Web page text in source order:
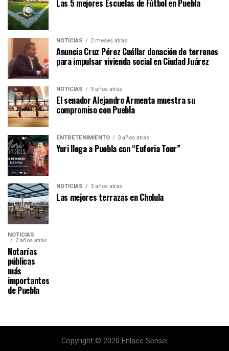
Las 5 mejores Escuelas de Fútbol en Puebla
NOTICIAS 2 meses atrás
Anuncia Cruz Pérez Cuéllar donación de terrenos
para impulsar vivienda social en Ciudad Juárez
NOTICIAS 3 años atrás
El senador Alejandro Armenta muestra su
compromiso con Puebla
ENTRETENIMIENTO 3 años atrás
Yuri llega a Puebla con “Euforia Tour”
NOTICIAS 3 años atrás
Las mejores terrazas en Cholula
NOTICIAS
2 años atrás
Notarías
públicas
más
importantes
de Puebla
Copyright © 2020 Enlace Sensei